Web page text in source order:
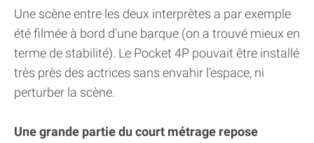
Une scène entre les deux interprètes a par exemple
été filmée à bord d’une barque (on a trouvé mieux en
terme de stabilité). Le Pocket 4P pouvait être installé
très près des actrices sans envahir l’espace, ni
perturber la scène.
Une grande partie du court métrage repose